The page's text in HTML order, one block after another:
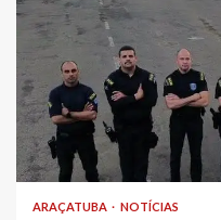
ARAÇATUBA NOTÍCIAS